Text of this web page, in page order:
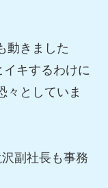
動きました
キするわけに
々としていま
副社長も事務